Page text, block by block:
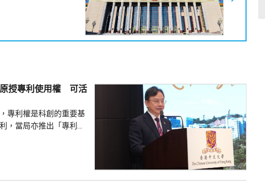
授專利使用權 可活
專利權是科創的重要基
，當局亦推出「專利
來港申請專利，活躍本